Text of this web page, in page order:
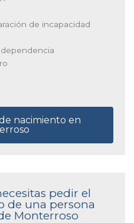
de incapacidad
nacimiento en
pedir el
de una persona
Monterroso